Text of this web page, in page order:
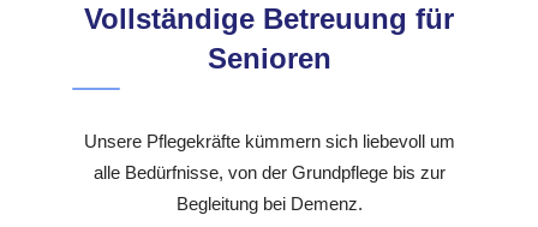
Vollständige Betreuung für
Senioren
Unsere Pflegekräfte kümmern sich liebevoll um
alle Bedürfnisse, von der Grundpflege bis zur
Begleitung bei Demenz.